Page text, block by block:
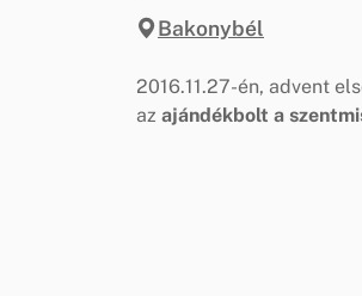
Bakonybél
2016.11.27-én, advent
az ajándékbolt a